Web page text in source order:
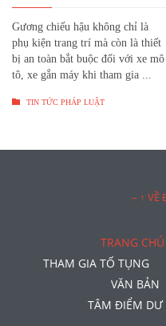
Gương chiếu hậu không chỉ là
phụ kiện trang trí mà còn là thiết
bị an toàn bắt buộc đối với xe mô
tô, xe gắn máy khi tham gia ...
 TIN TỨC PHÁP LUẬT
– ↑ VỀ
TRANG CHỦ
THAM GIA TỐ TỤNG
VĂN BẢN
TÂM ĐIỂM DƯ